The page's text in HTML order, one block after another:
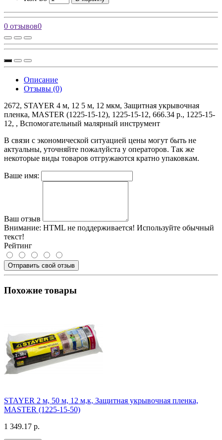
0 отзывов0
Описание
Отзывы (0)
2672, STAYER 4 м, 12 5 м, 12 мкм, Защитная укрывочная
пленка, MASTER (1225-15-12), 1225-15-12, 666.34 р., 1225-15-
12, , Вспомогательный малярный инструмент
В связи с экономической ситуацией цены могут быть не
актуальны, уточняйте пожалуйста у операторов. Так же
некоторые виды товаров отгружаются кратно упаковкам.
Ваше имя:
Ваш отзыв
Внимание: HTML не поддерживается! Используйте обычный
текст!
Рейтинг
Отправить свой отзыв
Похожие товары
STAYER 2 м, 50 м, 12 м,к, Защитная укрывочная пленка,
MASTER (1225-15-50)
1 349.17 р.